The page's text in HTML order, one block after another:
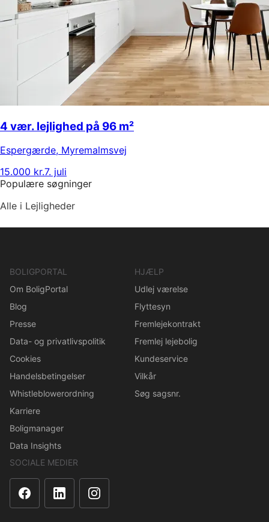
4 vær. lejlighed på 96 m²
Espergærde, Myremalmsvej
15.000 kr.7. juli
Populære søgninger
Alle i Lejligheder
BOLIGPORTAL
Om BoligPortal
Blog
Presse
Data- og privatlivspolitik
Cookies
Handelsbetingelser
Whistleblowerordning
Karriere
Boligmanager
Data Insights
HJÆLP
Udlej værelse
Flyttesyn
Fremlejekontrakt
Fremlej lejebolig
Kundeservice
Vilkår
Søg sagsnr.
SOCIALE MEDIER